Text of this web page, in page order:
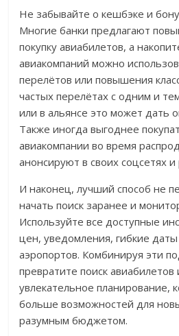
Не забывайте о кешбэке и
Многие банки предлагают
покупку авиабилетов, а
авиакомпаний можно
перелётов или повышения
частых перелётах с одним и
или в альянсе это может дать
Также иногда выгоднее
авиакомпании во время
анонсируют в своих соцсетях и
И наконец, лучший способ не
начать поиск заранее и
Используйте все доступные
цен, уведомления, гибкие
аэропортов. Комбинируя эти
превратите поиск
увлекательное планирование,
больше возможностей для
разумным бюджетом.